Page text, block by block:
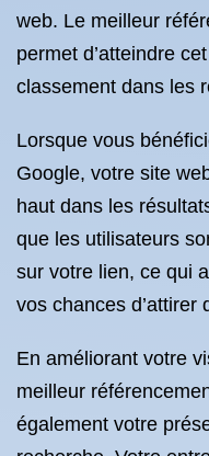
web. Le meilleur
permet d’atteindre
classement dans les
Lorsque vous
Google, votre site
haut dans les
que les utilisateurs
sur votre lien, ce qui
vos chances d’attirer
En améliorant votre
meilleur
également votre